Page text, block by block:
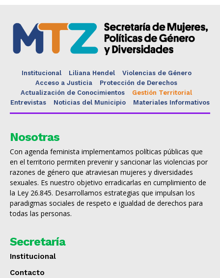
Institucional Liliana Hendel
Violencias de Género
Acceso a Justicia
Protección de Derechos
Actualización de Conocimientos
Gestión Territorial
Entrevistas
Noticias del Municipio Materiales Informativos
Nosotras
Con agenda feminista implementamos políticas públicas que
en el territorio permiten prevenir y sancionar las violencias por
razones de género que atraviesan mujeres y diversidades
sexuales. Es nuestro objetivo erradicarlas en cumplimiento de
la Ley 26.845. Desarrollamos estrategias que impulsan los
paradigmas sociales de respeto e igualdad de derechos para
todas las personas.
Secretaría
Institucional
Contacto